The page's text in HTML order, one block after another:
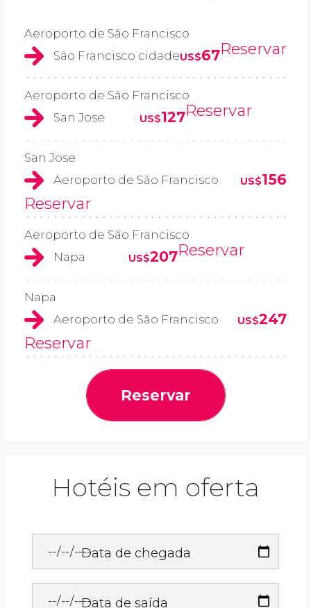
Aeroporto de São Francisco
São Francisco cidadeUS$67Reservar
Aeroporto de São Francisco
San Jose
US$127Reservar
San Jose
Aeroporto de São Francisco
US$156
Reservar
Aeroporto de São Francisco
Napa
US$207Reservar
Napa
Aeroporto de São Francisco
US$247
Reservar
Reservar
Hotéis em oferta
Data de chegada
Data de saída